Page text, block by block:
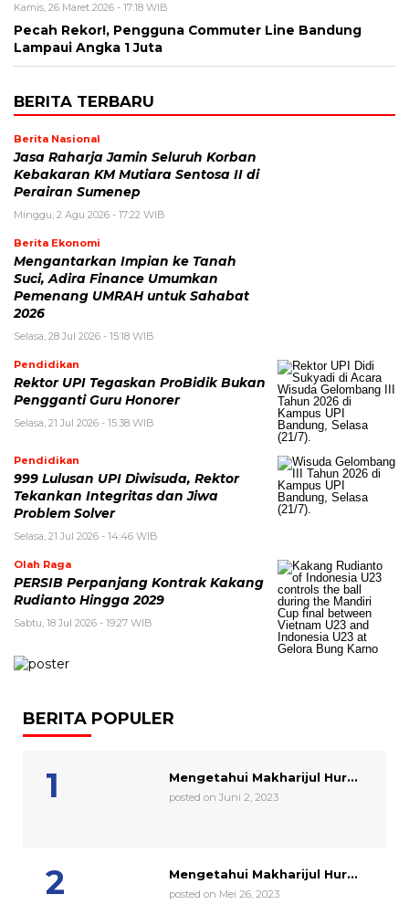
Kamis, 26 Maret 2026 - 17:18 WIB
Pecah Rekor!, Pengguna Commuter Line Bandung
Lampaui Angka 1 Juta
BERITA TERBARU
Berita Nasional
Jasa Raharja Jamin Seluruh Korban
Kebakaran KM Mutiara Sentosa II di
Perairan Sumenep
Minggu, 2 Agu 2026 - 17:22 WIB
Berita Ekonomi
Mengantarkan Impian ke Tanah
Suci, Adira Finance Umumkan
Pemenang UMRAH untuk Sahabat
2026
Selasa, 28 Jul 2026 - 15:18 WIB
Pendidikan
Rektor UPI Tegaskan ProBidik Bukan
Pengganti Guru Honorer
Selasa, 21 Jul 2026 - 15:38 WIB
Pendidikan
999 Lulusan UPI Diwisuda, Rektor
Tekankan Integritas dan Jiwa
Problem Solver
Selasa, 21 Jul 2026 - 14:46 WIB
Olah Raga
PERSIB Perpanjang Kontrak Kakang
Rudianto Hingga 2029
Sabtu, 18 Jul 2026 - 19:27 WIB
BERITA POPULER
Mengetahui Makharijul Hur...
posted on Juni 2, 2023
Mengetahui Makharijul Hur...
posted on Mei 26, 2023